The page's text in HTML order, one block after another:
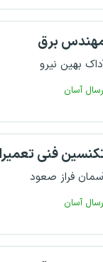
برق
بهین نیرو
آسان
فنی
فراز صعود
آسان